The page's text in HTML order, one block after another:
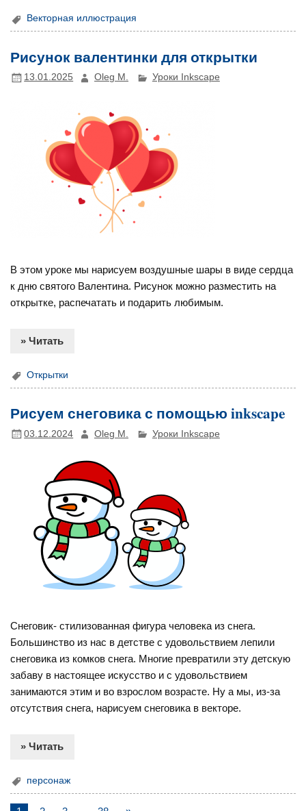
Векторная иллюстрация
Рисунок валентинки для открытки
13.01.2025 Oleg M. Уроки Inkscape
В этом уроке мы нарисуем воздушные шары в виде сердца
к дню святого Валентина. Рисунок можно разместить на
открытке, распечатать и подарить любимым.
» Читать
Открытки
Рисуем снеговика с помощью inkscape
03.12.2024 Oleg M. Уроки Inkscape
Снеговик- стилизованная фигура человека из снега.
Большинство из нас в детстве с удовольствием лепили
снеговика из комков снега. Многие превратили эту детскую
забаву в настоящее искусство и с удовольствием
занимаются этим и во взрослом возрасте. Ну а мы, из-за
отсутствия снега, нарисуем снеговика в векторе.
» Читать
персонаж